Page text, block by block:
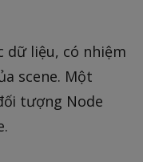
dữ liệu, có nhiệm
scene. Một
tượng Node